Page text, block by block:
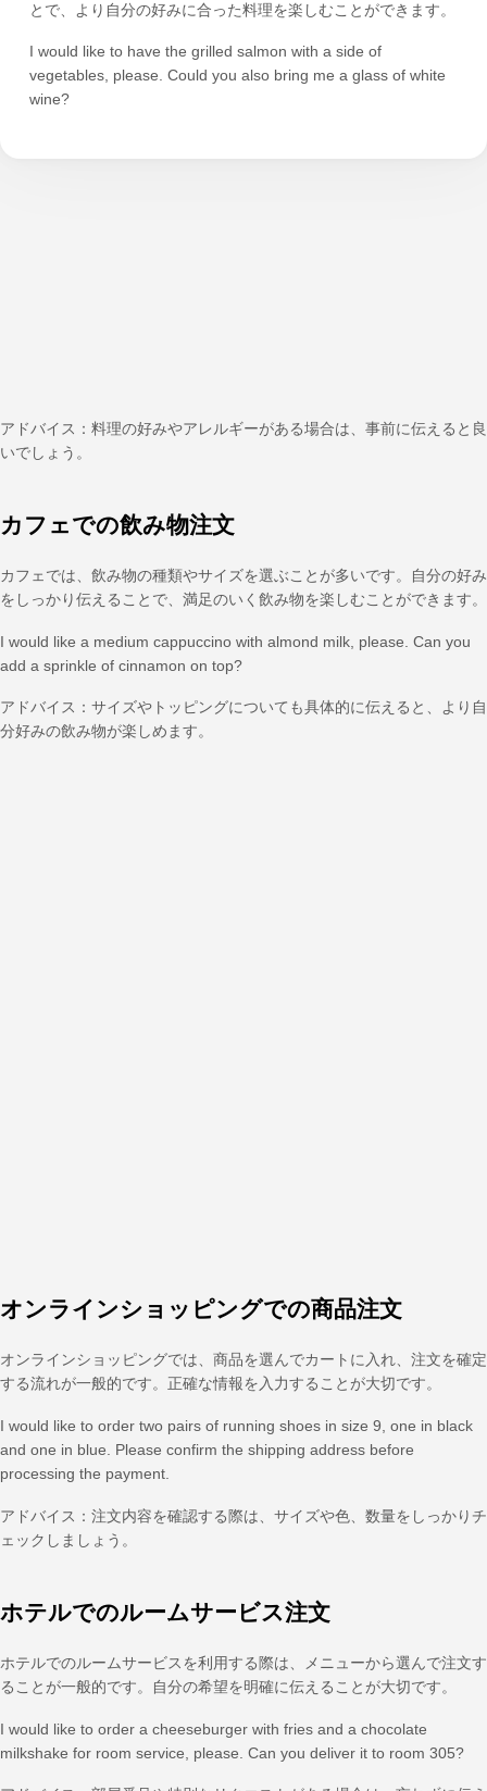
とで、より自分の好みに合った料理を楽しむことができます。
I would like to have the grilled salmon with a side of
vegetables, please. Could you also bring me a glass of white
wine?
アドバイス：料理の好みやアレルギーがある場合は、事前に伝えると良
いでしょう。
カフェでの飲み物注文
カフェでは、飲み物の種類やサイズを選ぶことが多いです。自分の好み
をしっかり伝えることで、満足のいく飲み物を楽しむことができます。
I would like a medium cappuccino with almond milk, please. Can you
add a sprinkle of cinnamon on top?
アドバイス：サイズやトッピングについても具体的に伝えると、より自
分好みの飲み物が楽しめます。
オンラインショッピングでの商品注文
オンラインショッピングでは、商品を選んでカートに入れ、注文を確定
する流れが一般的です。正確な情報を入力することが大切です。
I would like to order two pairs of running shoes in size 9, one in black
and one in blue. Please confirm the shipping address before
processing the payment.
アドバイス：注文内容を確認する際は、サイズや色、数量をしっかりチ
ェックしましょう。
ホテルでのルームサービス注文
ホテルでのルームサービスを利用する際は、メニューから選んで注文す
ることが一般的です。自分の希望を明確に伝えることが大切です。
I would like to order a cheeseburger with fries and a chocolate
milkshake for room service, please. Can you deliver it to room 305?